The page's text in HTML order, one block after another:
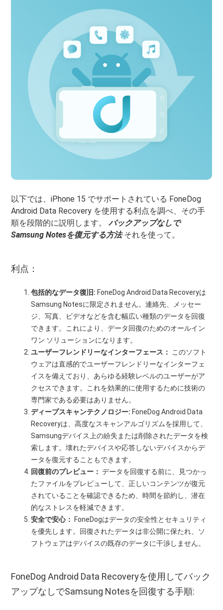
以下では、iPhone 15 でサポートされている FoneDog
Android Data Recovery を使用する利点を調べ、その手
順を段階的に説明します。バックアップなしで
Samsung Notesを復元する方法それを使って。
利点：
包括的なデータ復旧: FoneDog Android Data Recoveryは
Samsung Notesに限定されません。連絡先、メッセー
ジ、写真、ビデオなどを含む幅広い種類のデータを回復
できます。これにより、データ回復のためのオールイン
ワン ソリューションになります。
ユーザーフレンドリーなインターフェース：
このソフト
ウェアは直感的でユーザーフレンドリーなインターフェ
イスを備えており、あらゆる経験レベルのユーザーがア
クセスできます。これを効果的に使用するために技術の
専門家である必要はありません。
ディープスキャンテクノロジー: FoneDog Android Data
Recoveryは、高度なスキャンアルゴリズムを採用して、
Samsungデバイス上の紛失または削除されたデータを検
索します。壊れたデバイスや応答しないデバイスからデ
ータを復元することもできます。
回復前のプレビュー： データを回復する前に、見つかっ
たファイルをプレビューして、正しいコンテンツが復元
されていることを確認できるため、時間を節約し、潜在
的なストレスを軽減できます。
安全で安心：
FoneDogはデータの安全性とセキュリティ
を優先します。回復されたデータは非公開に保たれ、ソ
フトウェアはデバイスの既存のデータに干渉しません。
FoneDog Android Data Recoveryを使用してバック
アップなしでSamsung Notesを回復する手順: